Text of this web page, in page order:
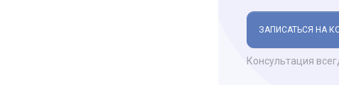
ЗАПИСАТЬСЯ НА
Консультация